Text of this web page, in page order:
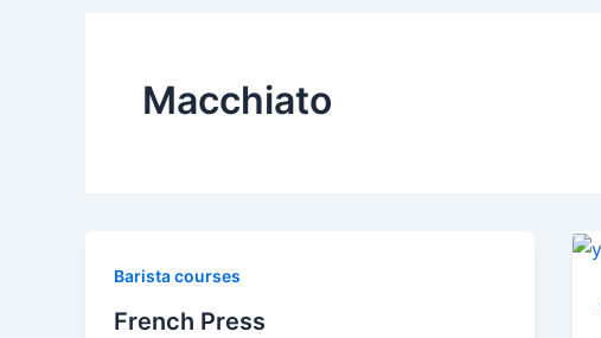
Macchiato
Barista courses
French Press